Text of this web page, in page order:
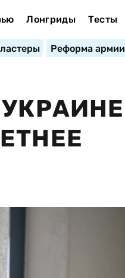
Лонгриды Тесты
Реформа армии